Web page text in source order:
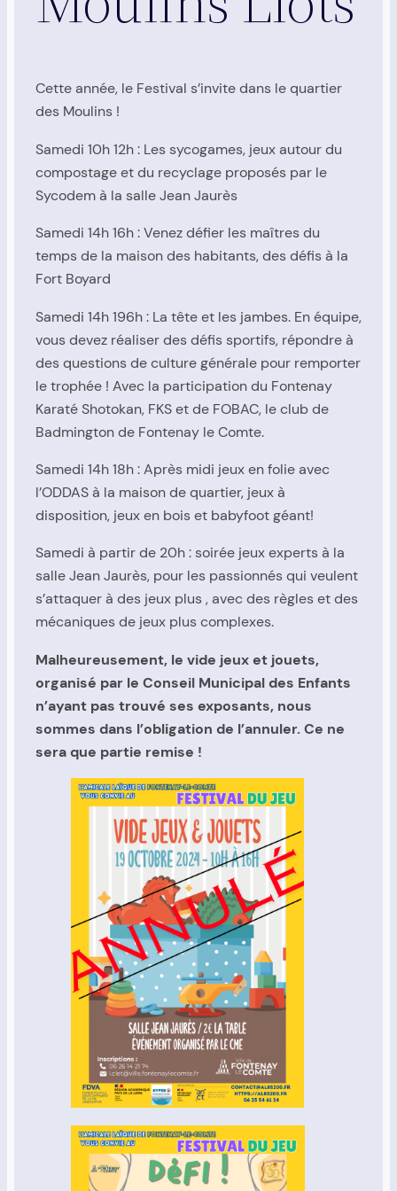
Cette année, le Festival s’invite dans le quartier
des Moulins !
Samedi 10h 12h : Les sycogames, jeux autour du
compostage et du recyclage proposés par le
Sycodem à la salle Jean Jaurès
Samedi 14h 16h : Venez défier les maîtres du
temps de la maison des habitants, des défis à la
Fort Boyard
Samedi 14h 196h : La tête et les jambes. En équipe,
vous devez réaliser des défis sportifs, répondre à
des questions de culture générale pour remporter
le trophée ! Avec la participation du Fontenay
Karaté Shotokan, FKS et de FOBAC, le club de
Badmington de Fontenay le Comte.
Samedi 14h 18h : Après midi jeux en folie avec
l’ODDAS à la maison de quartier, jeux à
disposition, jeux en bois et babyfoot géant!
Samedi à partir de 20h : soirée jeux experts à la
salle Jean Jaurès, pour les passionnés qui veulent
s’attaquer à des jeux plus , avec des règles et des
mécaniques de jeux plus complexes.
Malheureusement, le vide jeux et jouets,
organisé par le Conseil Municipal des Enfants
n’ayant pas trouvé ses exposants, nous
sommes dans l’obligation de l’annuler. Ce ne
sera que partie remise !